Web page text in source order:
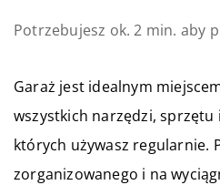
Potrzebujesz ok. 2 min. aby
Garaż jest idealnym
wszystkich narzędzi,
których używasz regularnie.
zorganizowanego i na